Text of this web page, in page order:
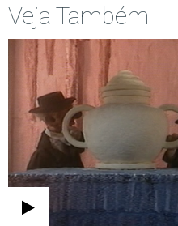
Veja Também